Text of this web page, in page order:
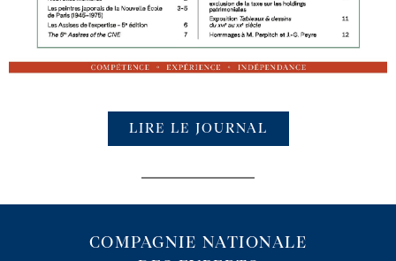
LIRE LE JOURNAL
COMPAGNIE NATIONALE